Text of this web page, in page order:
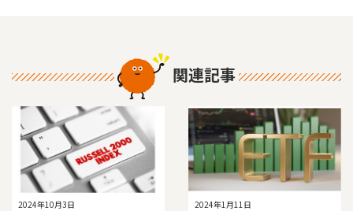
関連記事
2024年10月3日 2024年1月11日